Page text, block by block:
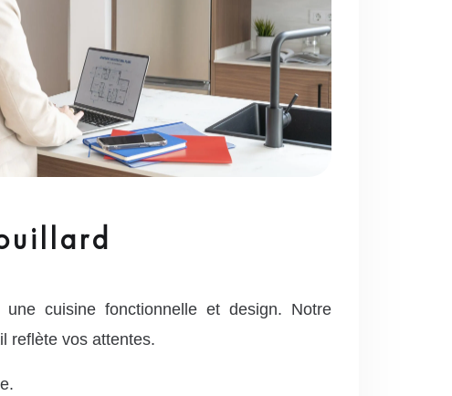
cuisine fonctionnelle et design. Notre
reflète vos attentes.